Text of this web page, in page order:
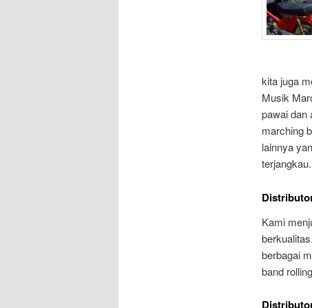
kita juga
Musik
pawai dan
marching
lainnya
terjangkau.
Kami
berbagai
band